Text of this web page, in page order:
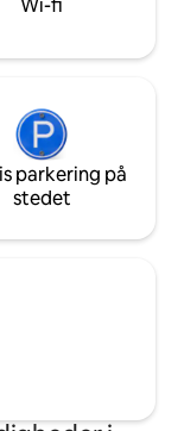
bedst.
Wi-fi
parkering på
stedet